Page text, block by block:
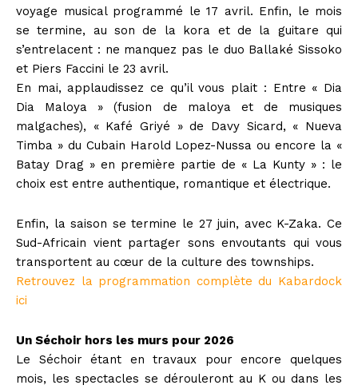
voyage musical programmé le 17 avril. Enfin, le mois
se termine, au son de la kora et de la guitare qui
s’entrelacent : ne manquez pas le duo Ballaké Sissoko
et Piers Faccini le 23 avril.
En mai, applaudissez ce qu’il vous plait : Entre « Dia
Dia Maloya » (fusion de maloya et de musiques
malgaches), « Kafé Griyé » de Davy Sicard, « Nueva
Timba » du Cubain Harold Lopez-Nussa ou encore la «
Batay Drag » en première partie de « La Kunty » : le
choix est entre authentique, romantique et électrique.
Enfin, la saison se termine le 27 juin, avec K-Zaka. Ce
Sud-Africain vient partager sons envoutants qui vous
transportent au cœur de la culture des townships.
Retrouvez la programmation complète du Kabardock
ici
Un Séchoir hors les murs pour 2026
Le Séchoir étant en travaux pour encore quelques
mois, les spectacles se dérouleront au K ou dans les